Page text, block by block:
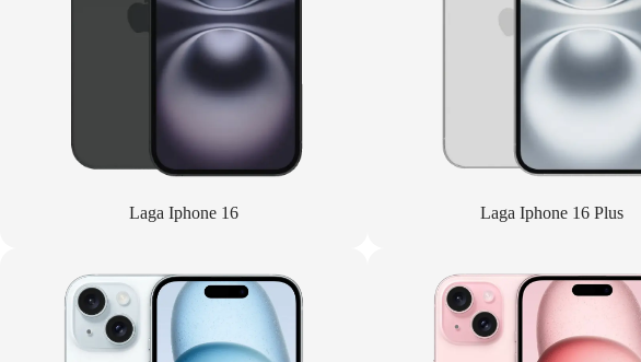
Laga Iphone 16 Laga Iphone 16 Plus